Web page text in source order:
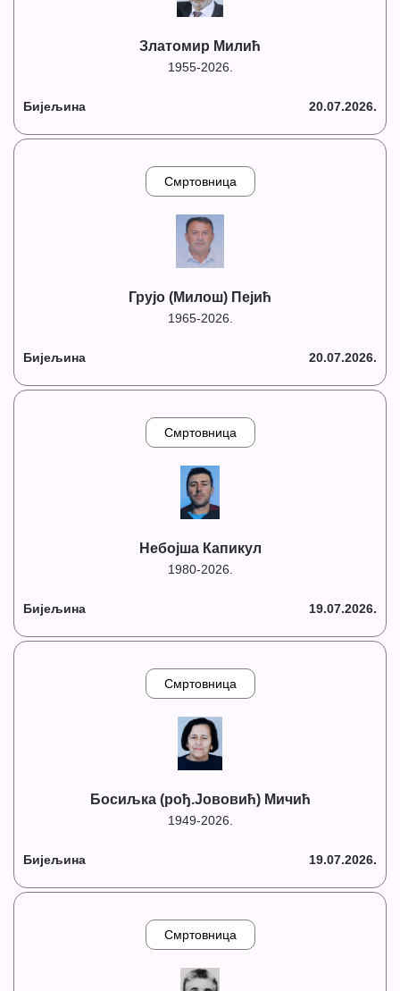
Златомир Милић
1955-2026.
Бијељина 20.07.2026.
Смртовница
Грујо (Милош) Пејић
1965-2026.
Бијељина 20.07.2026.
Смртовница
Небојша Капикул
1980-2026.
Бијељина 19.07.2026.
Смртовница
Босиљка (рођ.Јововић) Мичић
1949-2026.
Бијељина 19.07.2026.
Смртовница